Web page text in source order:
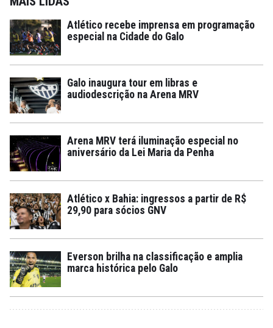
Atlético recebe imprensa em programação
especial na Cidade do Galo
Galo inaugura tour em libras e
audiodescrição na Arena MRV
Arena MRV terá iluminação especial no
aniversário da Lei Maria da Penha
Atlético x Bahia: ingressos a partir de R$
29,90 para sócios GNV
Everson brilha na classificação e amplia
marca histórica pelo Galo